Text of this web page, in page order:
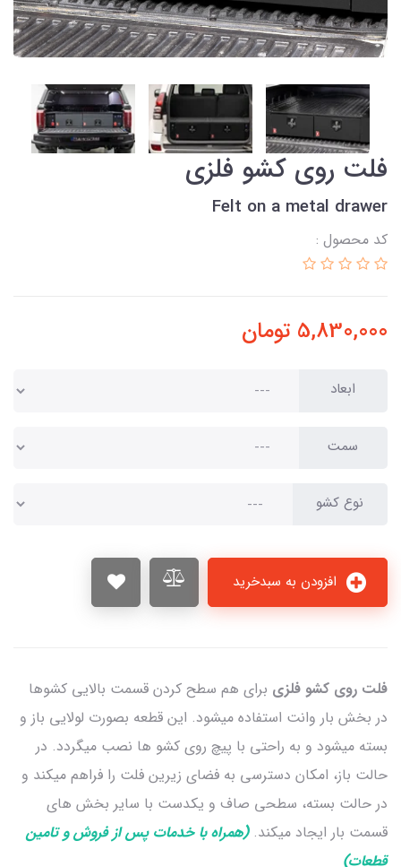
فلت روی کشو فلزی
Felt on a metal drawer
کد محصول :
5,830,000 تومان
ابعاد
سمت
نوع کشو
فلت روی کشو فلزی برای هم سطح کردن قسمت بالایی کشوها
در بخش بار وانت استفاده میشود. این قطعه بصورت لولایی باز و
بسته میشود و به راحتی با پیچ روی کشو ها نصب میگردد. در
حالت باز، امکان دسترسی به فضای زیرین فلت را فراهم میکند و
در حالت بسته، سطحی صاف و یکدست با سایر بخش های
قسمت بار ایجاد میکند. (همراه با خدمات پس از فروش و تامین
قطعات)